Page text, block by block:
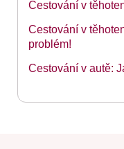
Cestování v
Cestování v
problém!
Cestování v autě: